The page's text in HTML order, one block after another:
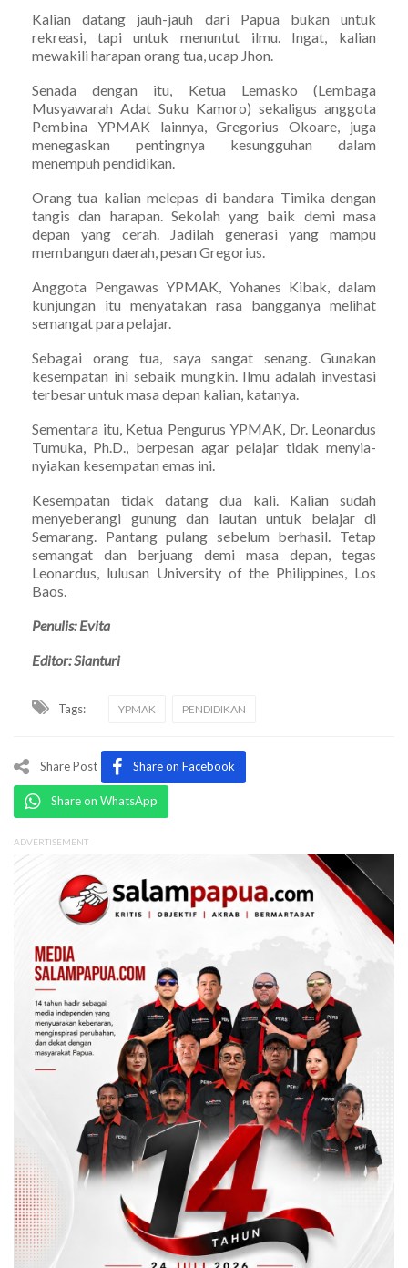
Kalian datang jauh-jauh dari Papua bukan untuk
rekreasi, tapi untuk menuntut ilmu. Ingat, kalian
mewakili harapan orang tua, ucap Jhon.
Senada dengan itu, Ketua Lemasko (Lembaga
Musyawarah Adat Suku Kamoro) sekaligus anggota
Pembina YPMAK lainnya, Gregorius Okoare, juga
menegaskan pentingnya kesungguhan dalam
menempuh pendidikan.
Orang tua kalian melepas di bandara Timika dengan
tangis dan harapan. Sekolah yang baik demi masa
depan yang cerah. Jadilah generasi yang mampu
membangun daerah, pesan Gregorius.
Anggota Pengawas YPMAK, Yohanes Kibak, dalam
kunjungan itu menyatakan rasa bangganya melihat
semangat para pelajar.
Sebagai orang tua, saya sangat senang. Gunakan
kesempatan ini sebaik mungkin. Ilmu adalah investasi
terbesar untuk masa depan kalian, katanya.
Sementara itu, Ketua Pengurus YPMAK, Dr. Leonardus
Tumuka, Ph.D., berpesan agar pelajar tidak menyia-
nyiakan kesempatan emas ini.
Kesempatan tidak datang dua kali. Kalian sudah
menyeberangi gunung dan lautan untuk belajar di
Semarang. Pantang pulang sebelum berhasil. Tetap
semangat dan berjuang demi masa depan, tegas
Leonardus, lulusan University of the Philippines, Los
Baos.
Penulis: Evita
Editor: Sianturi
Tags: YPMAK PENDIDIKAN
Share Post Share on Facebook
Share on WhatsApp
ADVERTISEMENT